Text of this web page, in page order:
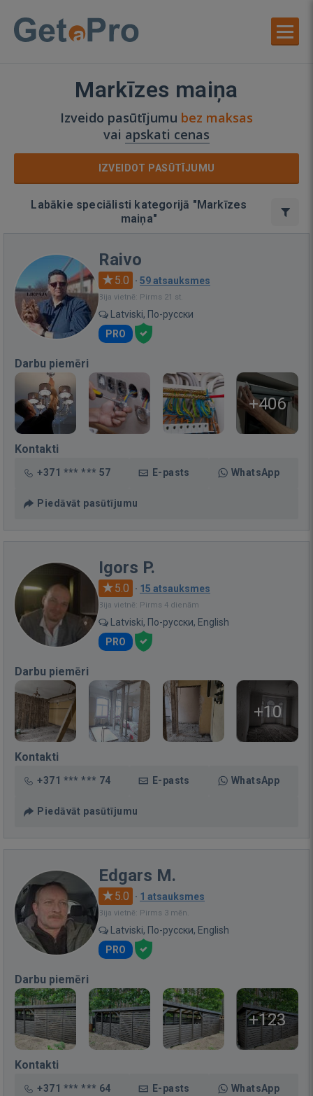
Markīzes maiņa
Izveido pasūtījumu bez maksas
vai apskati cenas
IZVEIDOT PASŪTĪJUMU
Labākie speciālisti kategorijā "Markīzes
maiņa"
Raivo
5.0 · 59 atsauksmes
Bija vietnē: Pirms 21 st.
Latviski, По-русски
PRO
Darbu piemēri
+406
Kontakti
+371 *** *** 57 E-pasts WhatsApp
Piedāvāt pasūtījumu
Igors P.
5.0 · 15 atsauksmes
Bija vietnē: Pirms 4 dienām
Latviski, По-русски, English
PRO
Darbu piemēri
+10
Kontakti
+371 *** *** 74 E-pasts WhatsApp
Piedāvāt pasūtījumu
Edgars M.
5.0 · 1 atsauksmes
Bija vietnē: Pirms 3 mēn.
Latviski, По-русски, English
PRO
Darbu piemēri
+123
Kontakti
+371 *** *** 64 E-pasts WhatsApp